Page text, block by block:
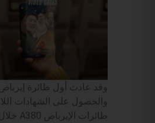
والحصول على الشهادات